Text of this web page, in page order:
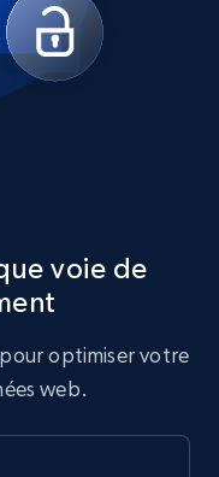
voie de
optimiser votre
web.